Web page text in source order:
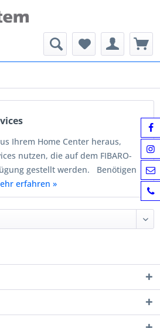
Ihrem Home Center heraus,
nutzen, die auf dem FIBARO-
gestellt werden. Benötigen
erfahren »